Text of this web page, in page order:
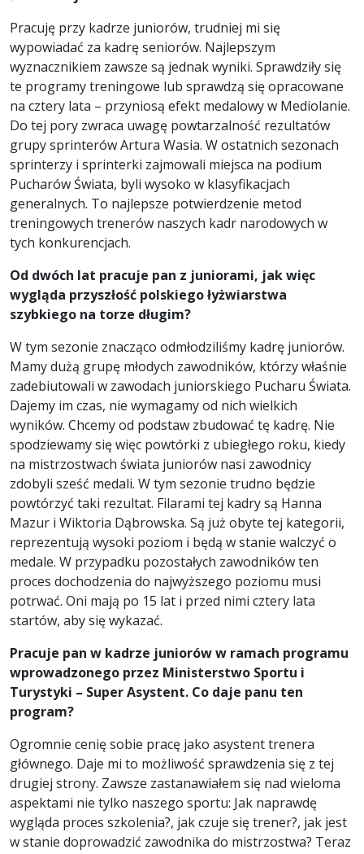
Pracuję przy kadrze juniorów, trudniej mi się
wypowiadać za kadrę seniorów. Najlepszym
wyznacznikiem zawsze są jednak wyniki. Sprawdziły się
te programy treningowe lub sprawdzą się opracowane
na cztery lata – przyniosą efekt medalowy w Mediolanie.
Do tej pory zwraca uwagę powtarzalność rezultatów
grupy sprinterów Artura Wasia. W ostatnich sezonach
sprinterzy i sprinterki zajmowali miejsca na podium
Pucharów Świata, byli wysoko w klasyfikacjach
generalnych. To najlepsze potwierdzenie metod
treningowych trenerów naszych kadr narodowych w
tych konkurencjach.
Od dwóch lat pracuje pan z juniorami, jak więc
wygląda przyszłość polskiego łyżwiarstwa
szybkiego na torze długim?
W tym sezonie znacząco odmłodziliśmy kadrę juniorów.
Mamy dużą grupę młodych zawodników, którzy właśnie
zadebiutowali w zawodach juniorskiego Pucharu Świata.
Dajemy im czas, nie wymagamy od nich wielkich
wyników. Chcemy od podstaw zbudować tę kadrę. Nie
spodziewamy się więc powtórki z ubiegłego roku, kiedy
na mistrzostwach świata juniorów nasi zawodnicy
zdobyli sześć medali. W tym sezonie trudno będzie
powtórzyć taki rezultat. Filarami tej kadry są Hanna
Mazur i Wiktoria Dąbrowska. Są już obyte tej kategorii,
reprezentują wysoki poziom i będą w stanie walczyć o
medale. W przypadku pozostałych zawodników ten
proces dochodzenia do najwyższego poziomu musi
potrwać. Oni mają po 15 lat i przed nimi cztery lata
startów, aby się wykazać.
Pracuje pan w kadrze juniorów w ramach programu
wprowadzonego przez Ministerstwo Sportu i
Turystyki – Super Asystent. Co daje panu ten
program?
Ogromnie cenię sobie pracę jako asystent trenera
głównego. Daje mi to możliwość sprawdzenia się z tej
drugiej strony. Zawsze zastanawiałem się nad wieloma
aspektami nie tylko naszego sportu: Jak naprawdę
wygląda proces szkolenia?, jak czuje się trener?, jak jest
w stanie doprowadzić zawodnika do mistrzostwa? Teraz